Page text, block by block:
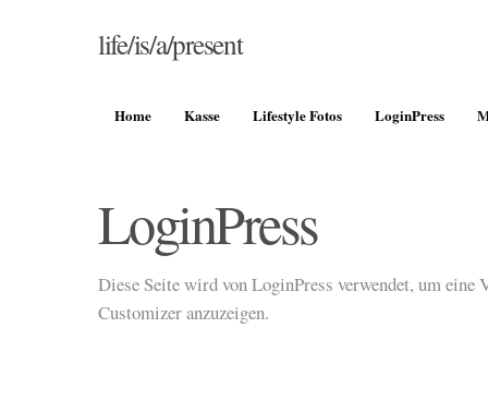
life/is/a/present
Fashion, DIY, lifestyle, fotos
Home Kasse Lifestyle Fotos LoginPress
LoginPress
Diese Seite wird von LoginPress verwendet, um eine
Customizer anzuzeigen.